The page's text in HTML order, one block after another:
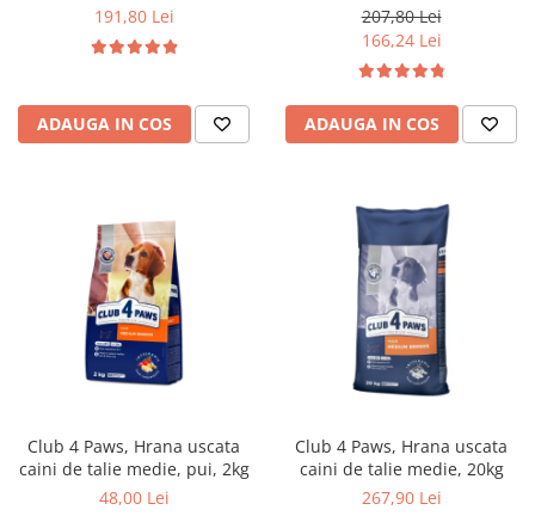
191,80 Lei
ADAUGA IN COS
207,80 Lei
166,24 Lei
ADAUGA IN COS
Club 4 Paws, Hrana uscata
caini de talie medie, pui, 2kg
48,00 Lei
Club 4 Paws, Hrana uscata
caini de talie medie, 20kg
267,90 Lei